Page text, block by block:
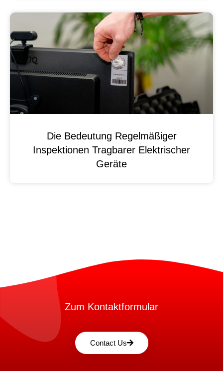
Die Bedeutung Regelmäßiger
Inspektionen Tragbarer Elektrischer
Geräte
Zum Kontaktformular
Contact Us